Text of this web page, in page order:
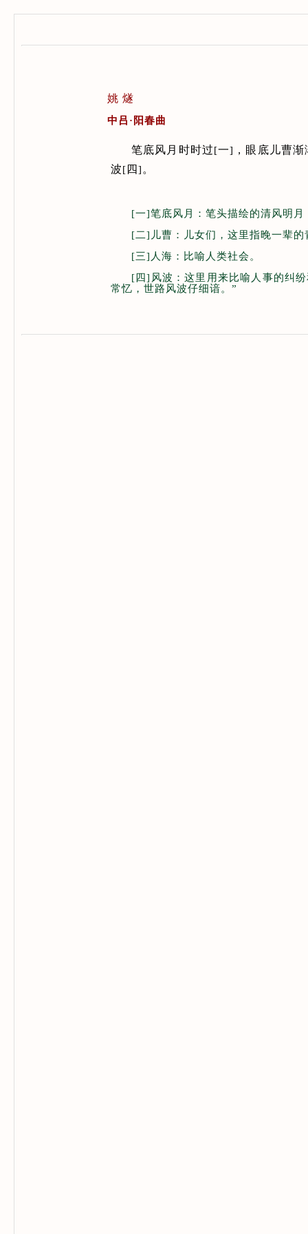
姚 燧
中吕·阳春曲
笔底风月时时过[一] ，眼底儿曹渐
波[ 四] 。
[一]笔底风月：笔头描绘的清风明
[二]儿曹：儿女们，这里指晚一辈的
[三]人海：比喻人类社会。
[四]风波：这里用来比喻人事的纠
常忆，世路风波仔细谙。”